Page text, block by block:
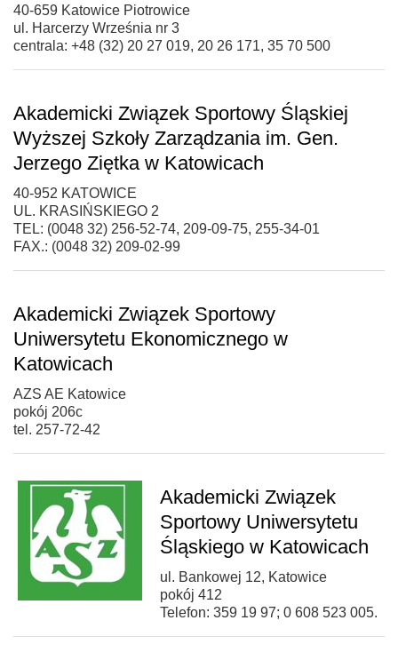
40-659 Katowice Piotrowice
ul. Harcerzy Września nr 3
centrala: +48 (32) 20 27 019, 20 26 171, 35 70 500
Akademicki Związek Sportowy Śląskiej
Wyższej Szkoły Zarządzania im. Gen.
Jerzego Ziętka w Katowicach
40-952 KATOWICE
UL. KRASIŃSKIEGO 2
TEL: (0048 32) 256-52-74, 209-09-75, 255-34-01
FAX.: (0048 32) 209-02-99
Akademicki Związek Sportowy
Uniwersytetu Ekonomicznego w
Katowicach
AZS AE Katowice
pokój 206c
tel. 257-72-42
Akademicki Związek
Sportowy Uniwersytetu
Śląskiego w Katowicach
ul. Bankowej 12, Katowice
pokój 412
Telefon: 359 19 97; 0 608 523 005.